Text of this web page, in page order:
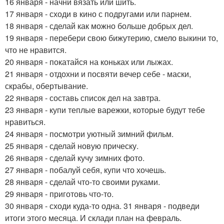
17 января - сходи в кино с подругами или парнем.
18 января - сделай как можно больше добрых дел.
19 января - перебери свою бижутерию, смело выкини то,
что не нравится.
20 января - покатайся на коньках или лыжах.
21 января - отдохни и посвяти вечер себе - маски,
скрабы, обертывание.
22 января - составь список дел на завтра.
23 января - купи теплые варежки, которые будут тебе
нравиться.
24 января - посмотри уютный зимний фильм.
25 января - сделай новую прическу.
26 января - сделай кучу зимних фото.
27 января - побалуй себя, купи что хочешь.
28 января - сделай что-то своими руками.
29 января - приготовь что-то.
30 января - сходи куда-то одна. 31 января - подведи
итоги этого месяца. И склади план на февраль.